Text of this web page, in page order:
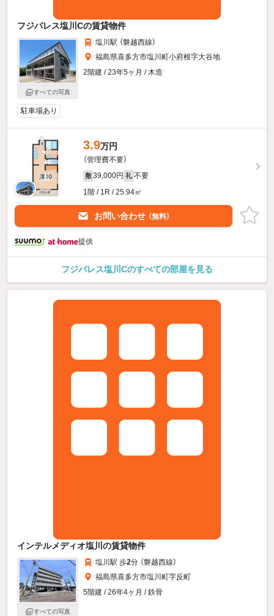
フジパレス塩川Cの賃貸物件
すべての写真
塩川駅 （磐越西線）
福島県喜多方市塩川町小府根字大谷地
2階建 / 23年5ヶ月 / 木造
駐車場あり
3.9万円
（管理費不要）
敷 39,000円 礼 不要
1階 / 1R / 25.94㎡
お問い合わせ （無料）
提供
フジパレス塩川Cのすべての部屋を見る
インテルメディオ塩川の賃貸物件
すべての写真
塩川駅 歩2分 （磐越西線）
福島県喜多方市塩川町字反町
5階建 / 26年4ヶ月 / 鉄骨